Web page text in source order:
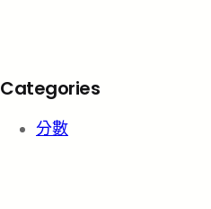
Categories
分數